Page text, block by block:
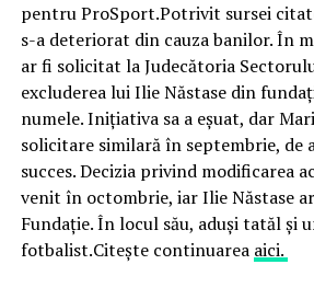
pentru ProSport.Potrivit sursei
s-a deteriorat din cauza banilor. În
ar fi solicitat la Judecătoria
excluderea lui Ilie Năstase din
numele. Inițiativa sa a eșuat, dar
solicitare similară în septembrie, de
succes. Decizia privind modificarea
venit în octombrie, iar Ilie Năstase
Fundație. În locul său, aduși tatăl și
fotbalist.Citește continuarea aici.